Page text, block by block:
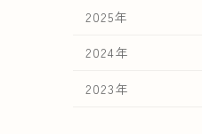
2025年
2024年
2023年